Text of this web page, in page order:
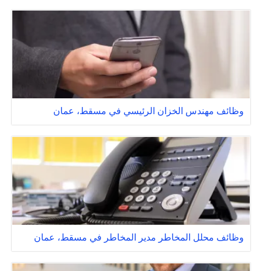
وظائف مهندس الخزان الرئيسي في مسقط، عمان
وظائف محلل المخاطر مدير المخاطر في مسقط، عمان